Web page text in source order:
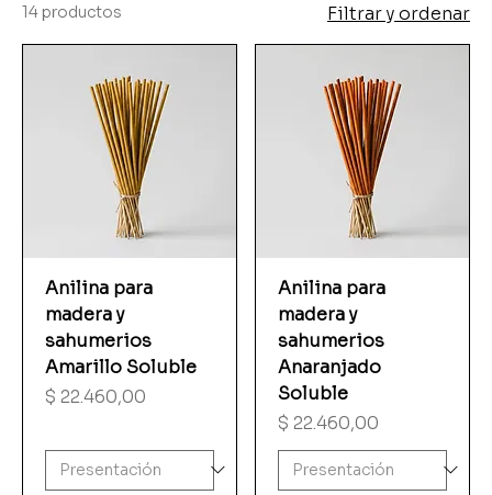
14 productos Filtrar y ordenar
Anilina para
madera y
sahumerios
Amarillo Soluble
Precio
$ 22.460,00
Anilina para
madera y
sahumerios
Anaranjado
Soluble
Precio
$ 22.460,00